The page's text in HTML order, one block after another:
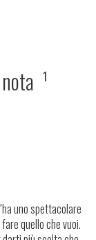
nota ¹
ha uno spettacolare
quello che vuoi.